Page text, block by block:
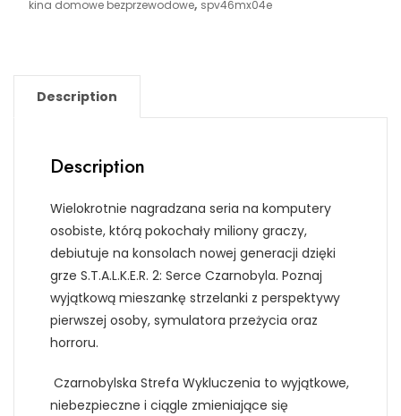
kina domowe bezprzewodowe, spv46mx04e
Description
Description
Wielokrotnie nagradzana seria na komputery
osobiste, którą pokochały miliony graczy,
debiutuje na konsolach nowej generacji dzięki
grze S.T.A.L.K.E.R. 2: Serce Czarnobyla. Poznaj
wyjątkową mieszankę strzelanki z perspektywy
pierwszej osoby, symulatora przeżycia oraz
horroru.
Czarnobylska Strefa Wykluczenia to wyjątkowe,
niebezpieczne i ciągle zmieniające się